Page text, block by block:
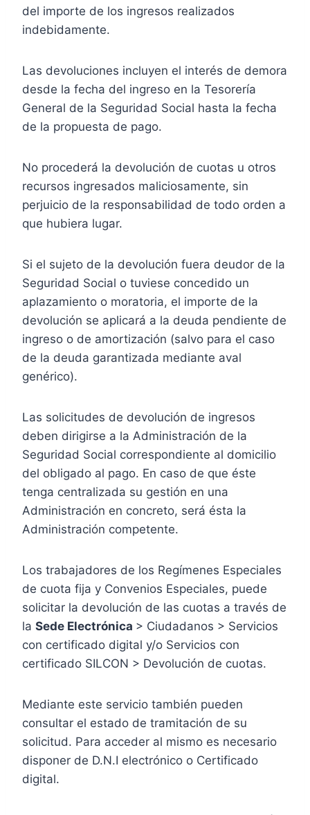
del importe de los ingresos realizados
indebidamente.
Las devoluciones incluyen el interés de demora
desde la fecha del ingreso en la Tesorería
General de la Seguridad Social hasta la fecha
de la propuesta de pago.
No procederá la devolución de cuotas u otros
recursos ingresados maliciosamente, sin
perjuicio de la responsabilidad de todo orden a
que hubiera lugar.
Si el sujeto de la devolución fuera deudor de la
Seguridad Social o tuviese concedido un
aplazamiento o moratoria, el importe de la
devolución se aplicará a la deuda pendiente de
ingreso o de amortización (salvo para el caso
de la deuda garantizada mediante aval
genérico).
Las solicitudes de devolución de ingresos
deben dirigirse a la Administración de la
Seguridad Social correspondiente al domicilio
del obligado al pago. En caso de que éste
tenga centralizada su gestión en una
Administración en concreto, será ésta la
Administración competente.
Los trabajadores de los Regímenes Especiales
de cuota fija y Convenios Especiales, puede
solicitar la devolución de las cuotas a través de
la Sede Electrónica > Ciudadanos > Servicios
con certificado digital y/o Servicios con
certificado SILCON > Devolución de cuotas.
Mediante este servicio también pueden
consultar el estado de tramitación de su
solicitud. Para acceder al mismo es necesario
disponer de D.N.I electrónico o Certificado
digital.